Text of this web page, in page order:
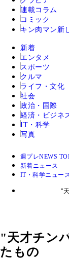
連載コラム
コミック
キン肉マン 新
新着
エンタメ
スポーツ
クルマ
ライフ・文化
社会
政治・国際
経済・ビジネ
IT・科学
写真
週プレNEWS
新着ニュース
IT・科学ニュース
"
"天才チン
たもの